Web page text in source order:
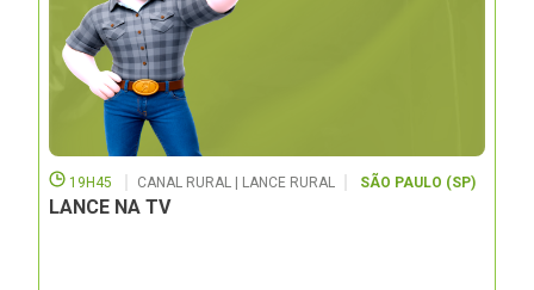
19H45 CANAL RURAL | LANCE RURAL SÃO PAULO (SP)
LANCE NA TV